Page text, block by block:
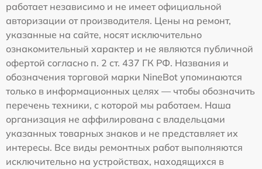
работает независимо и не имеет официальной
авторизации от производителя. Цены на ремонт,
указанные на сайте, носят исключительно
ознакомительный характер и не являются публичной
офертой согласно п. 2 ст. 437 ГК РФ. Названия и
обозначения торговой марки NineBot упоминаются
только в информационных целях — чтобы обозначить
перечень техники, с которой мы работаем. Наша
организация не аффилирована с владельцами
указанных товарных знаков и не представляет их
интересы. Все виды ремонтных работ выполняются
исключительно на устройствах, находящихся в